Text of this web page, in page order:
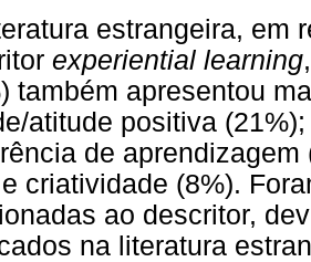
estrangeira, em
experiential learning
também apresentou
atitude positiva
de
criatividade (8%).
ao descritor,
na literatura